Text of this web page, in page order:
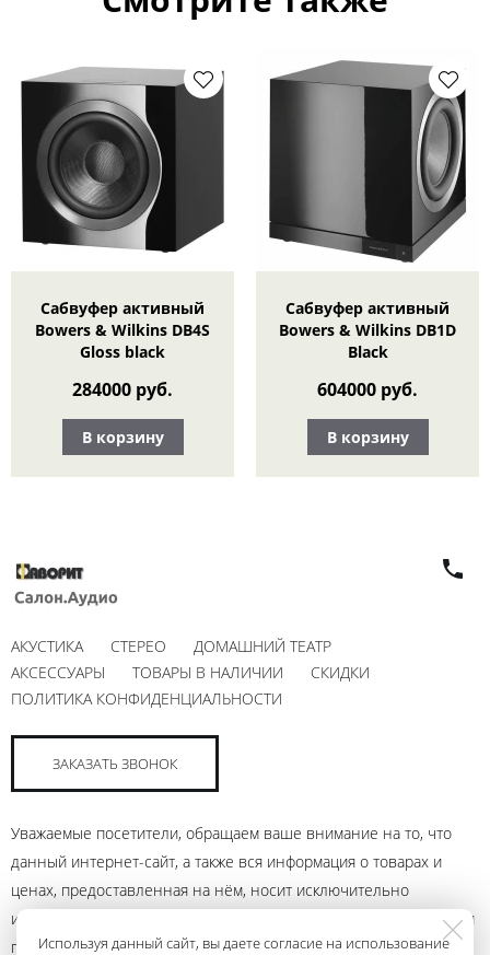
Сабвуфер активный
Bowers & Wilkins DB4S
Gloss black
284000 руб.
В корзину
Сабвуфер активный
Bowers & Wilkins DB1D
Black
604000 руб.
В корзину
Используя данный сайт, вы даете согласие на использование
АКУСТИКА СТЕРЕО
ДОМАШНИЙ ТЕАТР
АКСЕССУАРЫ
ТОВАРЫ В НАЛИЧИИ
СКИДКИ
ПОЛИТИКА КОНФИДЕНЦИАЛЬНОСТИ
ЗАКАЗАТЬ ЗВОНОК
Уважаемые посетители, обращаем ваше внимание на то, что
данный интернет-сайт, а также вся информация о товарах и
ценах, предоставленная на нём, носит исключительно
информационный характер и ни при каких условиях не является
публичной офертой, определяемой положениями Статьи 437